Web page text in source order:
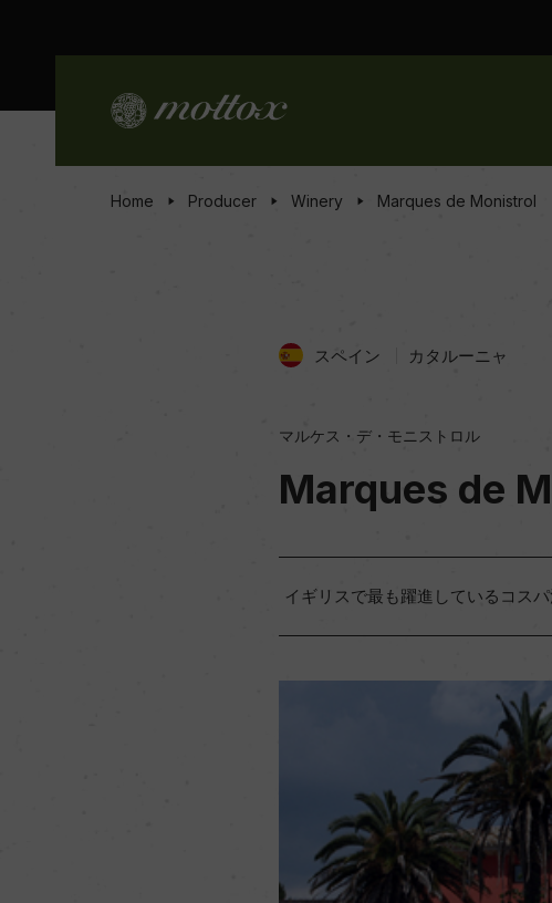
Home Producer Winery Marques de Monistrol
スペイン カタルーニャ
マルケス・デ・モニストロル
Marques de
イギリスで最も躍進しているコス